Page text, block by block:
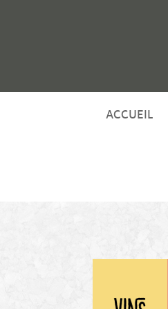
ACCUEIL